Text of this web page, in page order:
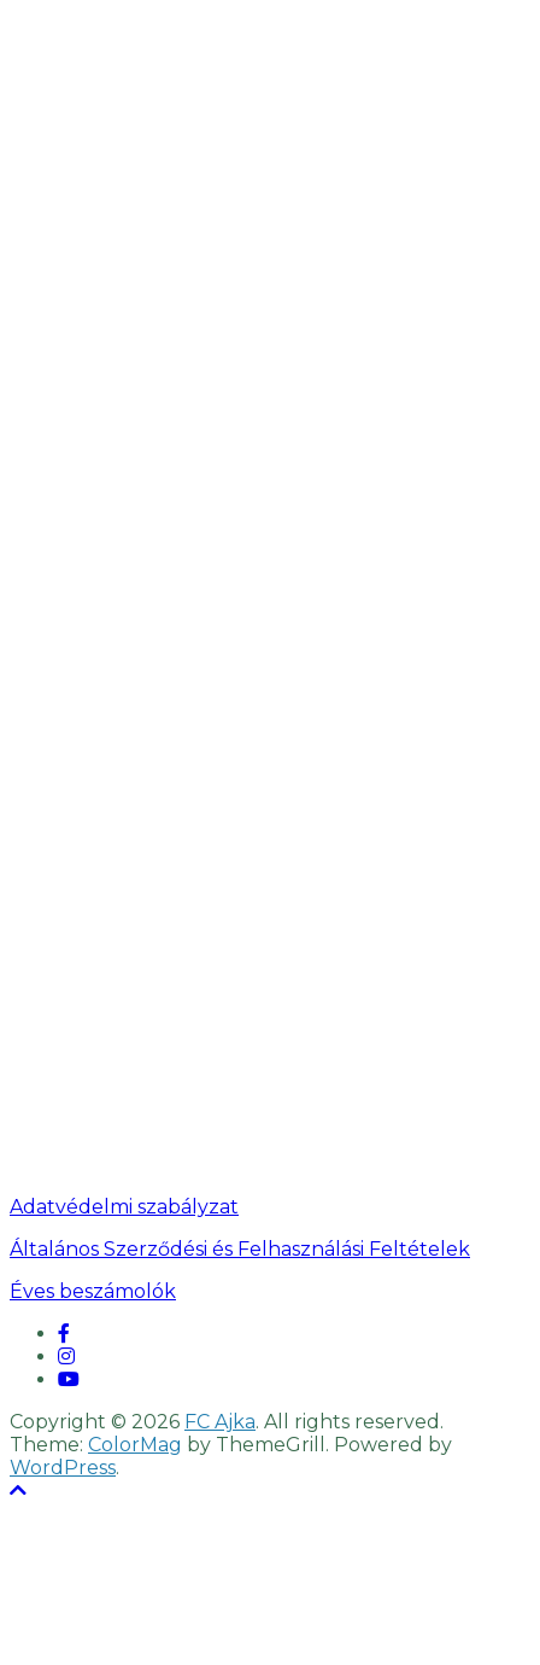
Adatvédelmi szabályzat
Általános Szerződési és Felhasználási Feltételek
Éves beszámolók
Copyright © 2026 FC Ajka. All rights reserved.
Theme: ColorMag by ThemeGrill. Powered by
WordPress.